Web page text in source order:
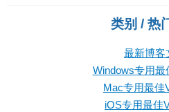
类别 / 热
最新博客
Windows专用最
Mac专用最佳
iOS专用最佳